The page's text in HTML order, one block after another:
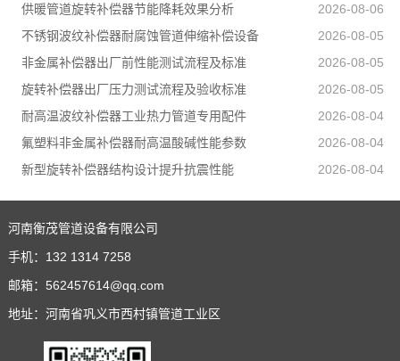
供暖管道旋转补偿器节能降耗效果分析
2026-08-06
不锈钢波纹补偿器耐腐蚀管道伸缩补偿设备
2026-08-05
非金属补偿器出厂前性能测试流程及标准
2026-08-05
旋转补偿器出厂压力测试流程及验收标准
2026-08-05
耐高温波纹补偿器工业热力管道专用配件
2026-08-04
氟塑料非金属补偿器耐高温酸碱性能参数
2026-08-04
新型旋转补偿器结构设计提升抗震性能
2026-08-04
河南衡茂管道设备有限公司
手机： 132 1314 7258
邮箱： 562457614@qq.com
地址：河南省巩义市西村镇管道工业区